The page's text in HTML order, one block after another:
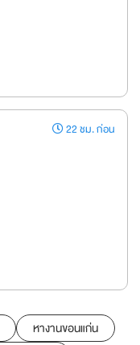
22 ชม. ก่อน
หางานขอนแก่น